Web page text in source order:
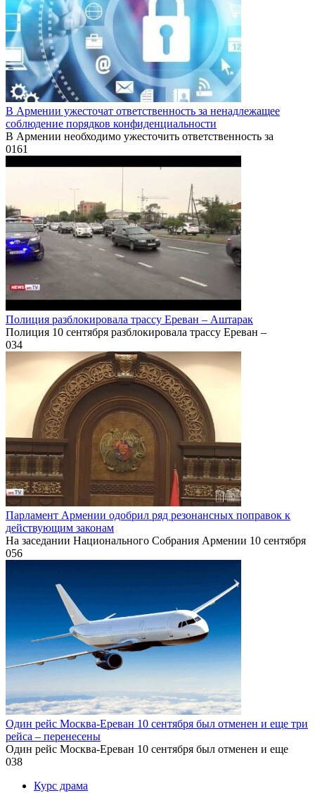
В Армении ужесточат ответственность за ненадлежащее
соблюдение порядков конфиденциальности
В Армении необходимо ужесточить ответственность за
0161
Полиция разблокировала трассу Ереван – Аштарак
Полиция 10 сентября разблокировала трассу Ереван –
034
Парламент Армении одобрил ряд резонансных поправок к
действующим законам
На заседании Национального Собрания Армении 10 сентября
056
Один рейс Москва-Ереван 10 сентября был отменен и еще три
рейса – перенесены
Один рейс Москва-Ереван 10 сентября был отменен и еще
038
Курс драма